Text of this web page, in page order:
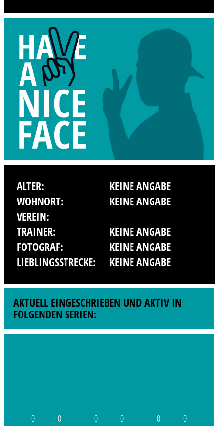
ALTER:
KEINE ANGABE
WOHNORT:
KEINE ANGABE
VEREIN:
TRAINER:
KEINE ANGABE
FOTOGRAF:
KEINE ANGABE
LIEBLINGSSTRECKE:
KEINE ANGABE
AKTUELL EINGESCHRIEBEN UND AKTIV IN
FOLGENDEN SERIEN:
0
0
0
0
0
0